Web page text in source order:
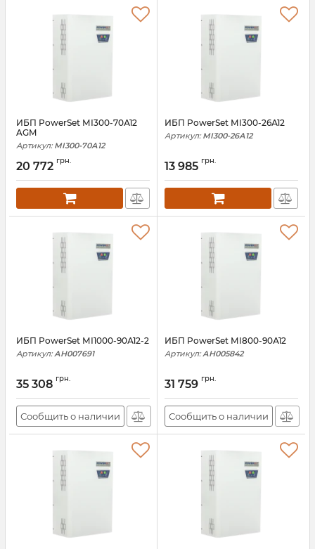
ИБП PowerSet МІ300-70А12
AGM
Артикул: МІ300-70А12
20 772 грн.
ИБП PowerSet МІ300-26А12
Артикул: МІ300-26А12
13 985 грн.
ИБП PowerSet МІ1000-90А12-2
Артикул: АН007691
35 308 грн.
Сообщить о наличии
ИБП PowerSet МІ800-90А12
Артикул: АН005842
31 759 грн.
Сообщить о наличии